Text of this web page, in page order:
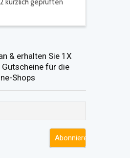
kürzlich geprüften
& erhalten Sie 1X
für die
Shops​